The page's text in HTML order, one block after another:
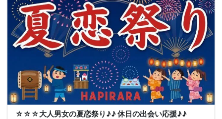
☆☆☆大人男女の夏恋祭り♪♪ 休日の出会い応援♪♪